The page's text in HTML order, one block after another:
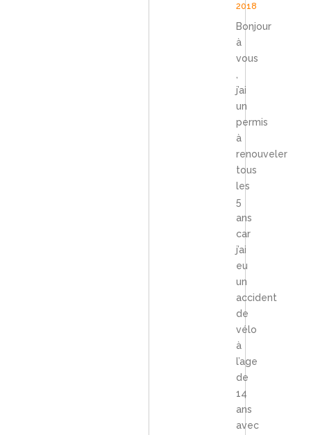
2018
Bonjour
à
vous
,
j’ai
un
permis
à
renouveler
tous
les
5
ans
car
j’ai
eu
un
accident
de
vélo
à
l’age
de
14
ans
avec